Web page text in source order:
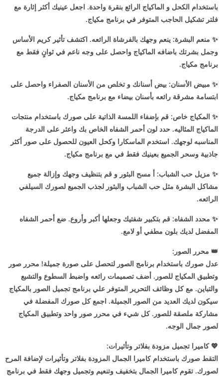
باستخدام الكحل و الماكياج الرائع بنقرة واحدة. اجعل عينيك أكثر إثارة مع
فلتر تشكيل الحاجب المتوفر في برنامج مكياج.
✨ منعم البشرة: ينعم وجهك بالفرشاة الرائعه. اكتشف تأثير كريم الأساس
وجمل بشرتك باضافه الماكياج واحصل على وجه ناعم في ثوانٍ فقط مع
برنامج مكياج.
✨ مبيض الأسنان: بيض أسنانك و تخلص من الأسنان الصفراء واحصل على
ابتسامة مشرقة رائعه بأسنان بيضاء مع برنامج مكياج.
✨ المكياج خاص: قم بإضفاء اللمسة الذاتية على صورك باستخدام منتجات
الماكياج المثاليه. حدد لون أحمر الشفاه الخاص بك واعثر على الدرجة
المناسبه لوجهك. استخدم الماسكارا وكحل العيون للحصول على صور أكثر
جاذبية وسحر الجميع بعينيك فقط في مع برنامج مكياج.
✨ مزيل حب الشباب: أ مسح البثور و قم بتنظيف وجهك وإزالة جميع
مشاكل البشرة مثل حب الشباب والبثور لجذب الجميع لصورك السيلفي
الرائعه.
✨ محدد الشفاه: قم بتكبير شفتيك وجعلها أكبر وأروع. ضع أحمر الشفاه
المفضل لديك بلون مطفي أو لامع.
👑 محرر الصور:
عدل صورك باستخدام برنامج الصور لتحصل على صورة جميلة! محرر صور
وتطبيق المكياج للصور. أضف تصميمات رائعه واضبط السطوع والتشبع
والتباين. مع كل وظائف التحرير المتوفر علي برنامج تجميل الصور بالمكياج
سيكون لديك العديد من الصور الجميلة. اجمع كل صورك المفضلة في
مشاركة ملصقة للصور. كل شيء في محرر صور واحد وتطبيق المكياج
لصور جمال الوجه.
💖كاميرا تجميل مزودة بفلاتر وتأثيرات:
التقط صورك باستخدام كاميرا الجمال المزودة بفلاتر وتأثيرات لإضافة المرح
لصورك. تقوم كاميرا الجمال بتخفيف وتنعيم وتجميل وجهك فقط في برنامج